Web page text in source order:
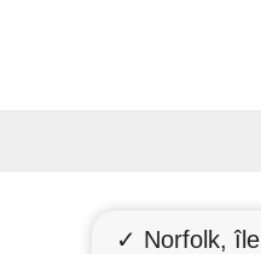
✓ Norfolk, île